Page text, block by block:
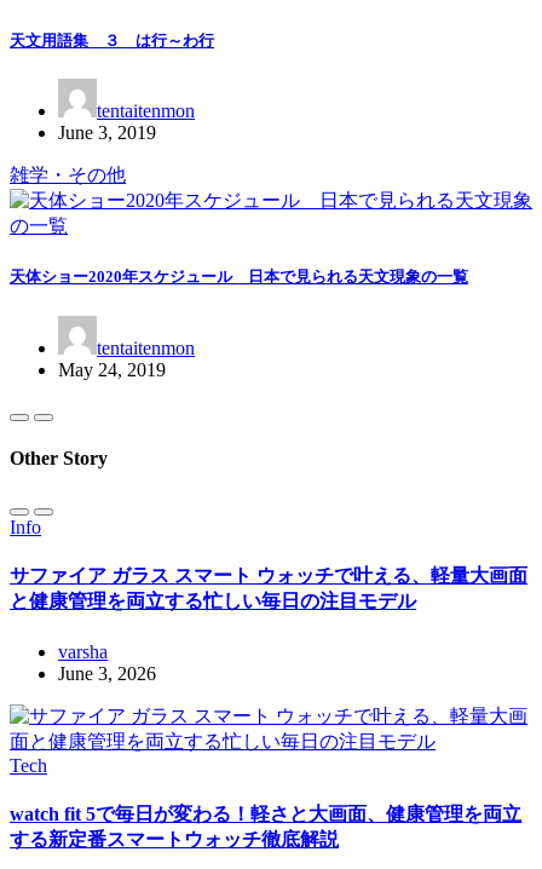
天文用語集 ３ は行～わ行
tentaitenmon
June 3, 2019
雑学・その他
天体ショー2020年スケジュール 日本で見られる天文現象の一覧
tentaitenmon
May 24, 2019
Other Story
Info
サファイア ガラス スマート ウォッチで叶える、軽量大画面
と健康管理を両立する忙しい毎日の注目モデル
varsha
June 3, 2026
Tech
watch fit 5で毎日が変わる！軽さと大画面、健康管理を両立
する新定番スマートウォッチ徹底解説